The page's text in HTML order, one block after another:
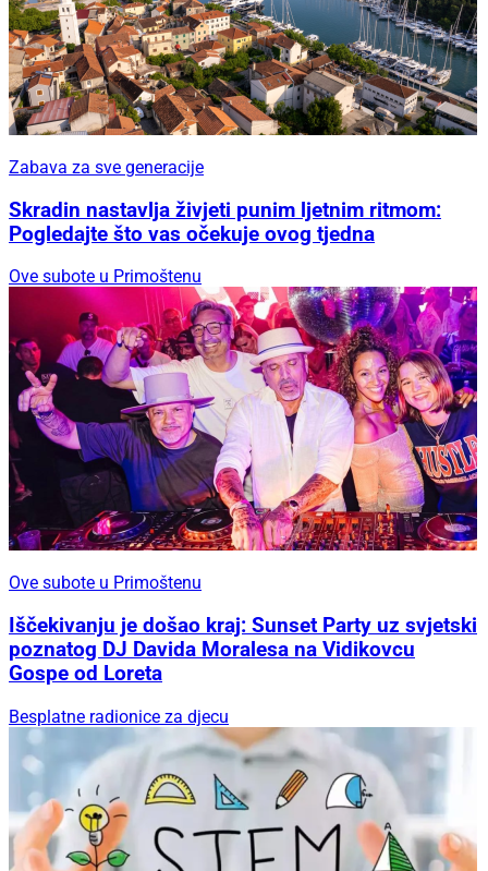
Zabava za sve generacije
Skradin nastavlja živjeti punim ljetnim ritmom:
Pogledajte što vas očekuje ovog tjedna
Ove subote u Primoštenu
Ove subote u Primoštenu
Iščekivanju je došao kraj: Sunset Party uz svjetski
poznatog DJ Davida Moralesa na Vidikovcu
Gospe od Loreta
Besplatne radionice za djecu